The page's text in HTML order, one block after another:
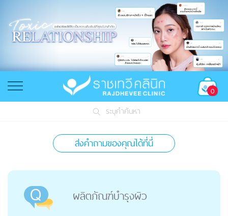
0
ระบุคำค้นหา
ส่งคำถามของคุณได้ที่นี่
ผลิตภัณฑ์บำรุงผิว